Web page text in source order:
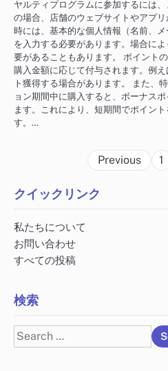
ヤルティプログラムに参加するには
の場合、店舗のウェブサイトやアプ
時には、基本的な個人情報（名前、メ
を入力する必要があります。場合に
要があることもあります。 ポイント
購入金額に応じて付与されます。例
ト獲得する場合があります。 また、
ョン期間中に購入すると、ボーナス
ます。これにより、短期間でポイン
す。…
Previous 1
クイックリンク
私たちについて
お問い合わせ
すべての投稿
検索
Search
for: